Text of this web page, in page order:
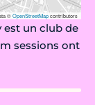
©OpenStreetMapcontributors
est un club de
sessions ont